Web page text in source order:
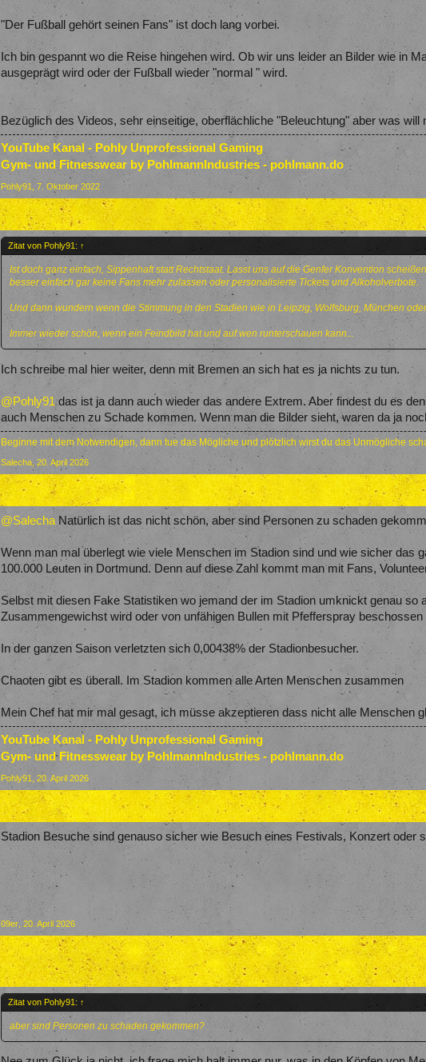
"Der Fußball gehört seinen Fans" ist doch lang vorbei.
Ich bin gespannt wo die Reise hingehen wird. Ob wir uns leider an Bilder wie in
ausgeprägt wird oder der Fußball wieder "normal " wird.
Bezüglich des Videos, sehr einseitige, oberflächliche "Beleuchtung" aber was
YouTube Kanal - Pohly Unprofessional Gaming
Gym- und Fitnesswear by PohlmannIndustries - pohlmann.do
Pohly91 7. Oktober 2022
Zitat von Pohly91: ↑
Ist doch ganz einfach, Sippenhaft statt Rechtstaat. Lasst uns auf die Genfer Konvention
besser einfach gar keine Fans mehr zulassen oder personalisierte Tickets und Alkoholverbote.
Und dann wundern wenn die Stimmung in den Stadien wie in Leipzig, Wolfsburg, München
Immer wieder schön, wenn ein Feindbild hat und auf wen runterschauen kann...
Ich schreibe mal hier weiter, denn mit Bremen an sich hat es ja nichts zu tun.
@Pohly91das ist ja dann auch wieder das andere Extrem. Aber findest du es
auch Menschen zu Schade kommen. Wenn man die Bilder sieht, waren da ja
Beginne mit dem Notwendigen, dann tue das Mögliche und plötzlich wirst du das Unmögliche
Salecha 20. April 2026
@Salecha Natürlich ist das nicht schön, aber sind Personen zu schaden
Wenn man mal überlegt wie viele Menschen im Stadion sind und wie sicher
100.000 Leuten in Dortmund. Denn auf diese Zahl kommt man mit Fans,
Selbst mit diesen Fake Statistiken wo jemand der im Stadion umknickt genau so
Zusammengewichst wird oder von unfähigen Bullen mit Pfefferspray
In der ganzen Saison verletzten sich 0,00438% der Stadionbesucher.
Chaoten gibt es überall. Im Stadion kommen alle Arten Menschen zusammen
Mein Chef hat mir mal gesagt, ich müsse akzeptieren dass nicht alle Menschen
YouTube Kanal - Pohly Unprofessional Gaming
Gym- und Fitnesswear by PohlmannIndustries - pohlmann.do
Pohly91 20. April 2026
Stadion Besuche sind genauso sicher wie Besuch eines Festivals, Konzert oder
09er 20. April 2026
Zitat von Pohly91: ↑
aber sind Personen zu schaden gekommen?